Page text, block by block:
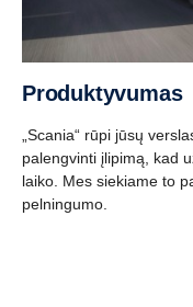
Produktyvumas
„Scania“ rūpi jūsų
palengvinti įlipimą, kad
laiko. Mes siekiame to
pelningumo.